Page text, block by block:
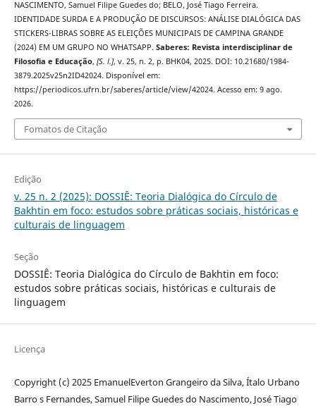
NASCIMENTO, Samuel Filipe Guedes do; BELO, José Tiago Ferreira.
IDENTIDADE SURDA E A PRODUÇÃO DE DISCURSOS: ANÁLISE DIALÓGICA DAS
STICKERS-LIBRAS SOBRE AS ELEIÇÕES MUNICIPAIS DE CAMPINA GRANDE
(2024) EM UM GRUPO NO WHATSAPP. Saberes: Revista interdisciplinar de
Filosofia e Educação, [S. l.], v. 25, n. 2, p. BHK04, 2025. DOI: 10.21680/1984-
3879.2025v25n2ID42024. Disponível em:
https://periodicos.ufrn.br/saberes/article/view/42024. Acesso em: 9 ago.
2026.
Fomatos de Citação
Edição
v. 25 n. 2 (2025): DOSSIÊ: Teoria Dialógica do Círculo de
Bakhtin em foco: estudos sobre práticas sociais, históricas e
culturais de linguagem
Seção
DOSSIÊ: Teoria Dialógica do Círculo de Bakhtin em foco:
estudos sobre práticas sociais, históricas e culturais de
linguagem
Licença
Copyright (c) 2025 EmanuelEverton Grangeiro da Silva, Ítalo Urbano
Barro s Fernandes, Samuel Filipe Guedes do Nascimento, José Tiago